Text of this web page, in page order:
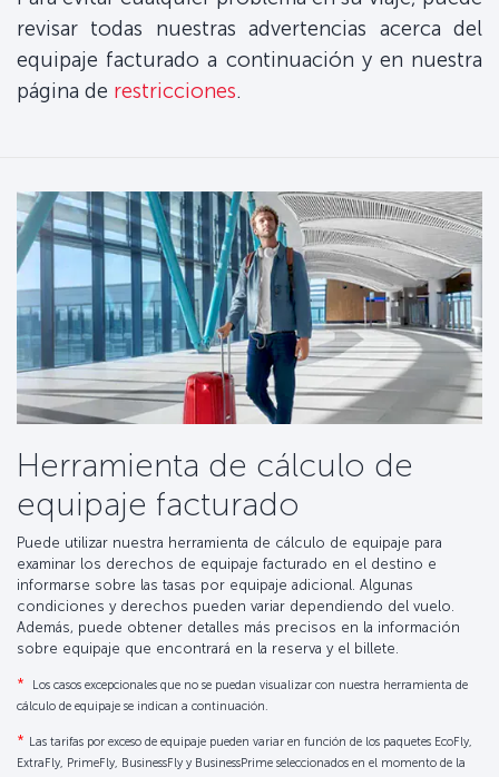
revisar todas nuestras advertencias acerca del
equipaje facturado a continuación y en nuestra
página de restricciones.
Herramienta de cálculo de
equipaje facturado
Puede utilizar nuestra herramienta de cálculo de equipaje para
examinar los derechos de equipaje facturado en el destino e
informarse sobre las tasas por equipaje adicional. Algunas
condiciones y derechos pueden variar dependiendo del vuelo.
Además, puede obtener detalles más precisos en la información
sobre equipaje que encontrará en la reserva y el billete.
*
Los casos excepcionales que no se puedan visualizar con nuestra herramienta de
cálculo de equipaje se indican a continuación.
* Las tarifas por exceso de equipaje pueden variar en función de los paquetes EcoFly,
ExtraFly, PrimeFly, BusinessFly y BusinessPrime seleccionados en el momento de la